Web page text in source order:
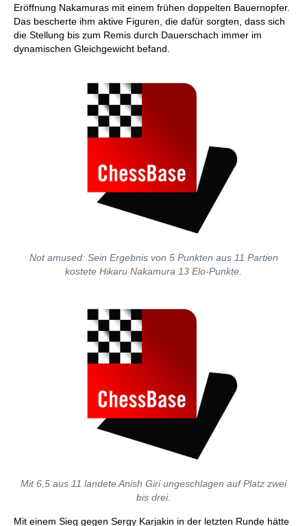
Eröffnung Nakamuras mit einem frühen doppelten Bauernopfer.
Das bescherte ihm aktive Figuren, die dafür sorgten, dass sich
die Stellung bis zum Remis durch Dauerschach immer im
dynamischen Gleichgewicht befand.
Not amused: Sein Ergebnis von 5 Punkten aus 11 Partien
kostete Hikaru Nakamura 13 Elo-Punkte.
Mit 6,5 aus 11 landete Anish Giri ungeschlagen auf Platz zwei
bis drei.
Mit einem Sieg gegen Sergy Karjakin in der letzten Runde hätte